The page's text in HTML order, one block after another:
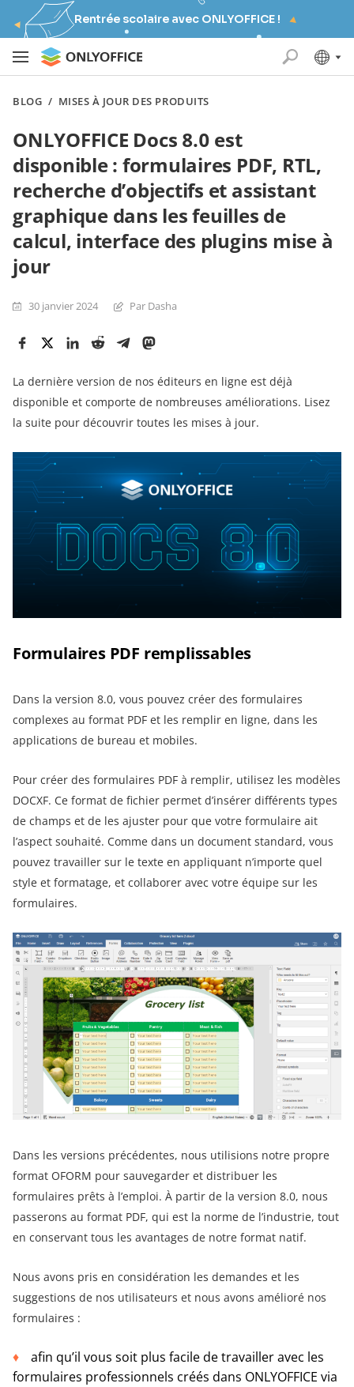
Rentrée scolaire avec ONLYOFFICE !
BLOG / MISES À JOUR DES PRODUITS
ONLYOFFICE Docs 8.0 est
disponible : formulaires PDF, RTL,
recherche d’objectifs et assistant
graphique dans les feuilles de
calcul, interface des plugins mise à
jour
30 janvier 2024 Par Dasha
La dernière version de nos éditeurs en ligne est déjà
disponible et comporte de nombreuses améliorations. Lisez
la suite pour découvrir toutes les mises à jour.
Formulaires PDF remplissables
Dans la version 8.0, vous pouvez créer des formulaires
complexes au format PDF et les remplir en ligne, dans les
applications de bureau et mobiles.
Pour créer des formulaires PDF à remplir, utilisez les modèles
DOCXF. Ce format de fichier permet d’insérer différents types
de champs et de les ajuster pour que votre formulaire ait
l’aspect souhaité. Comme dans un document standard, vous
pouvez travailler sur le texte en appliquant n’importe quel
style et formatage, et collaborer avec votre équipe sur les
formulaires.
Dans les versions précédentes, nous utilisions notre propre
format OFORM pour sauvegarder et distribuer les
formulaires prêts à l’emploi. À partir de la version 8.0, nous
passerons au format PDF, qui est la norme de l’industrie, tout
en conservant tous les avantages de notre format natif.
Nous avons pris en considération les demandes et les
suggestions de nos utilisateurs et nous avons amélioré nos
formulaires :
afin qu’il vous soit plus facile de travailler avec les
formulaires professionnels créés dans ONLYOFFICE via